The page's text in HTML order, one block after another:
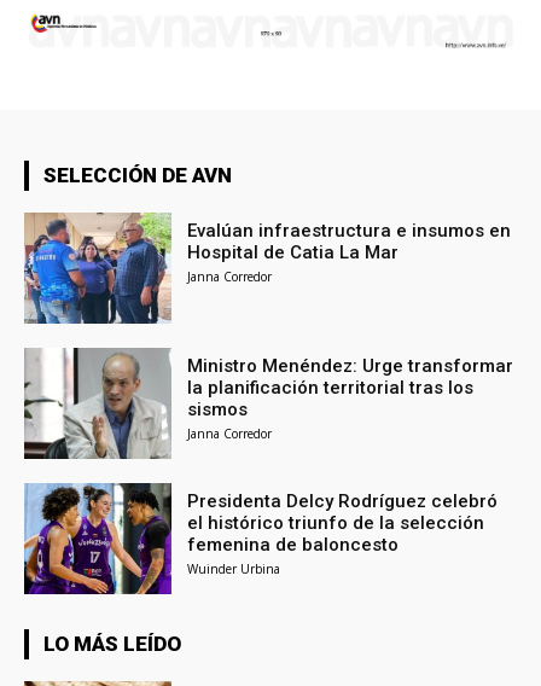
SELECCIÓN DE AVN
Evalúan infraestructura e insumos en
Hospital de Catia La Mar
Janna Corredor
Ministro Menéndez: Urge transformar
la planificación territorial tras los
sismos
Janna Corredor
Presidenta Delcy Rodríguez celebró
el histórico triunfo de la selección
femenina de baloncesto
Wuinder Urbina
LO MÁS LEÍDO